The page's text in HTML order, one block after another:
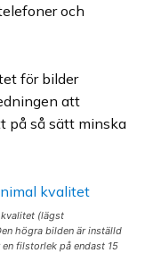
och
för bilder
att
på så sätt minska
(lägst
högra bilden är inställd
filstorlek på endast 15